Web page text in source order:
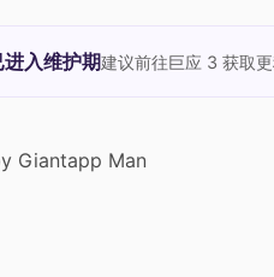
进入维护期建议前往巨应 3 获取
Giantapp Man